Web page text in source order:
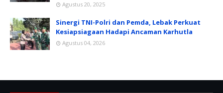
Agustus 20, 2025
Sinergi TNI-Polri dan Pemda, Lebak Perkuat
Kesiapsiagaan Hadapi Ancaman Karhutla
Agustus 04, 2026